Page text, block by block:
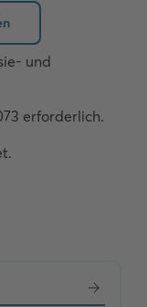
und
erforderlich.